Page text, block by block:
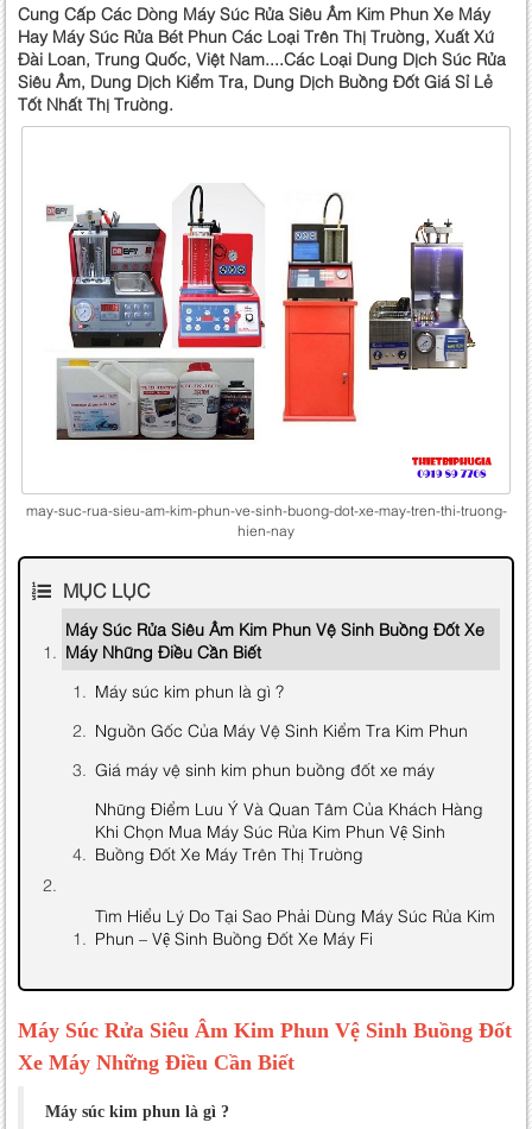
Cung Cấp Các Dòng Máy Súc Rửa Siêu Âm Kim Phun Xe Máy
Hay Máy Súc Rửa Bét Phun Các Loại Trên Thị Trường, Xuất Xứ
Đài Loan, Trung Quốc, Việt Nam....Các Loại Dung Dịch Súc Rửa
Siêu Âm, Dung Dịch Kiểm Tra, Dung Dịch Buồng Đốt Giá Sỉ Lẻ
Tốt Nhất Thị Trường.
may-suc-rua-sieu-am-kim-phun-ve-sinh-buong-dot-xe-may-tren-thi-truong-
hien-nay
MỤC LỤC
Máy Súc Rửa Siêu Âm Kim Phun Vệ Sinh Buồng Đốt Xe
Máy Những Điều Cần Biết
Máy súc kim phun là gì ?
Nguồn Gốc Của Máy Vệ Sinh Kiểm Tra Kim Phun
Giá máy vệ sinh kim phun buồng đốt xe máy
Những Điểm Lưu Ý Và Quan Tâm Của Khách Hàng
Khi Chọn Mua Máy Súc Rửa Kim Phun Vệ Sinh
Buồng Đốt Xe Máy Trên Thị Trường
Tìm Hiểu Lý Do Tại Sao Phải Dùng Máy Súc Rửa Kim
Phun – Vệ Sinh Buồng Đốt Xe Máy Fi
Những nguyên nhân làm kim phun bị bẩn
dẫn đến ngẹt ?
Lợi ích khi vệ sinh kim phun
Giải pháp khắc phục
Máy Súc Rửa Siêu Âm Kim Phun Vệ Sinh Buồng Đốt
Xe Máy Những Điều Cần Biết
Máy súc kim phun là gì ?